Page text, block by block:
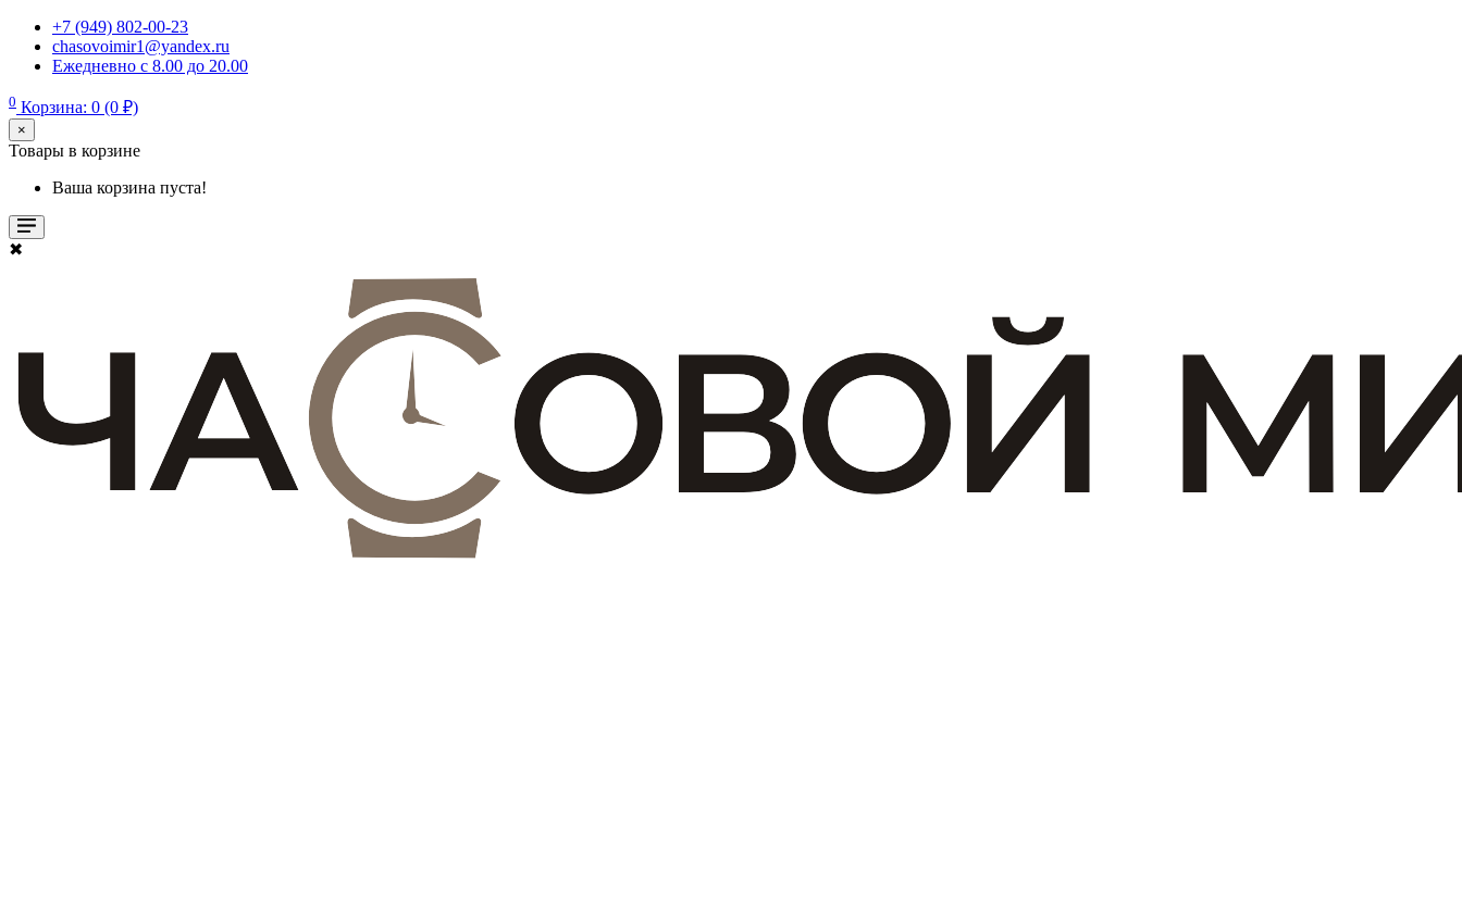
+7 (949) 802-00-23
chasovoimir1@yandex.ru
Ежедневно с 8.00 до 20.00
0 Корзина: 0 (0 ₽)
×
Товары в корзине
Ваша корзина пуста!
✖